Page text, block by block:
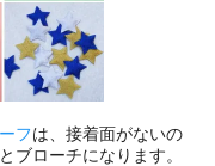
フは、接着面がないの
ブローチになります。